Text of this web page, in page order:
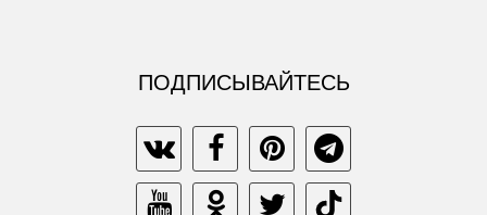
ПОДПИСЫВАЙТЕСЬ